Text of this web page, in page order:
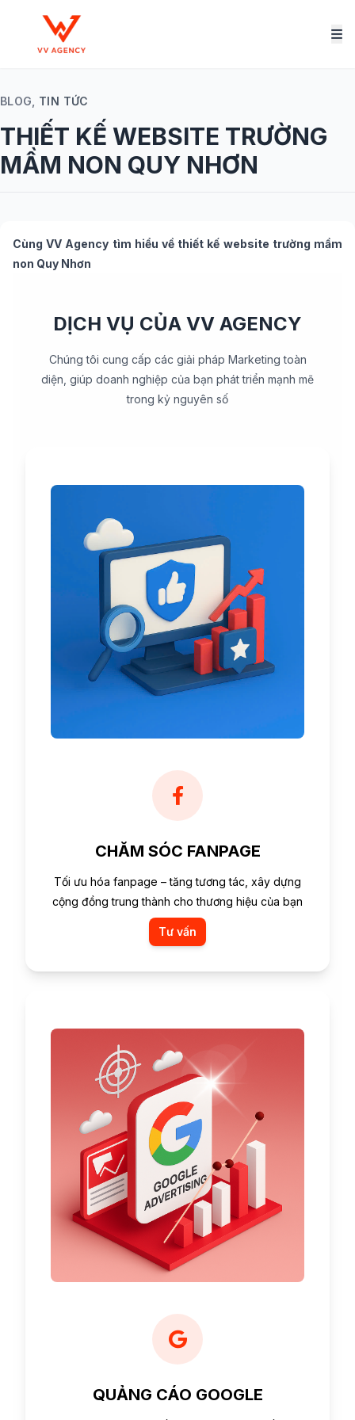
BLOG, TIN TỨC
THIẾT KẾ WEBSITE TRƯỜNG
MẦM NON QUY NHƠN
CùngVV Agency tìm hiểu về thiết kế website trường mầm
non Quy Nhơn
DỊCH VỤ CỦA VV AGENCY
Chúng tôi cung cấp các giải pháp Marketing toàn
diện, giúp doanh nghiệp của bạn phát triển mạnh mẽ
trong kỷ nguyên số
CHĂM SÓC FANPAGE
Tối ưu hóa fanpage – tăng tương tác, xây dựng
cộng đồng trung thành cho thương hiệu của bạn
Tư vấn
QUẢNG CÁO GOOGLE